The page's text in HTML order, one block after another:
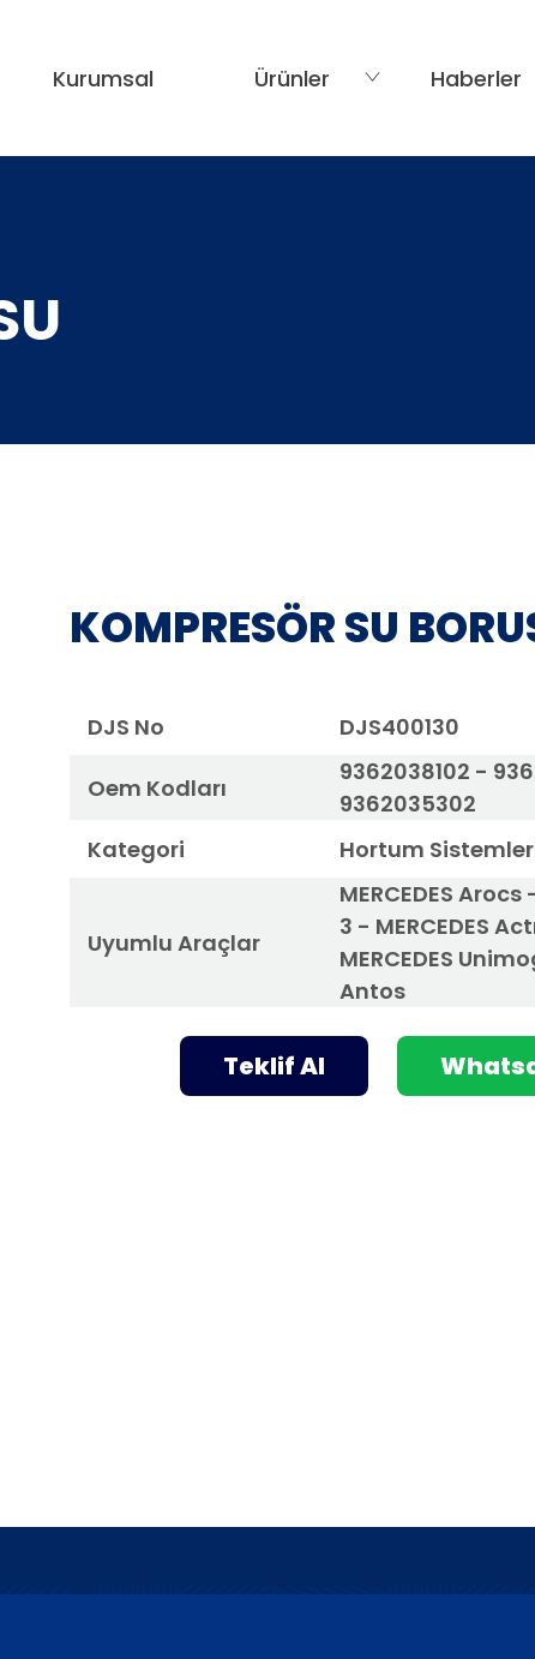
Kurumsal Ürünler Haberler
KOMPRESÖR SU
DJS No DJS400130
Oem Kodları
9362038102 -
9362035302
Kategori
Hortum
Uyumlu Araçlar
MERCEDES Arocs
3 - MERCEDES
MERCEDES
Antos
Teklif Al